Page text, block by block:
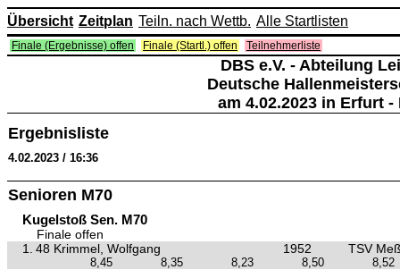
Übersicht Zeitplan Teiln. nach Wettb. Alle Startlisten
Finale (Ergebnisse) offen Finale (Startl.) offen Teilnehmerliste
DBS e.V. - Abteilung
Deutsche
am 4.02.2023 in Erfurt
Ergebnisliste
4.02.2023 / 16:36
Senioren M70
Kugelstoß Sen. M70
Finale offen
1.
48 Krimmel, Wolfgang 1952 TSV
8,45 8,35 8,23 8,50 8,52